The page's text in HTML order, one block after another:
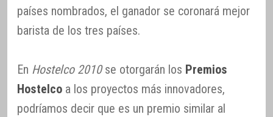
países nombrados, el ganador se coronará mejor
barista de los tres países.
En Hostelco 2010se otorgarán los Premios
Hostelco a los proyectos más innovadores,
podríamos decir que es un premio similar al